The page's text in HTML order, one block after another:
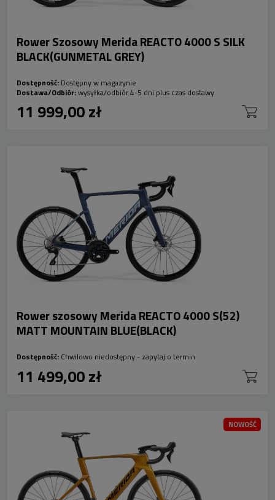
Rower Szosowy Merida REACTO 4000 S SILK
BLACK(GUNMETAL GREY)
Dostępność: Dostępny w magazynie
Dostawa/Odbiór:wysyłka/odbiór 4-5 dni plus czas dostawy
11 999,00 zł
Rower szosowy Merida REACTO 4000 S(52)
MATT MOUNTAIN BLUE(BLACK)
Dostępność: Chwilowo niedostępny - zapytaj o termin
11 499,00 zł
NOWOŚĆ